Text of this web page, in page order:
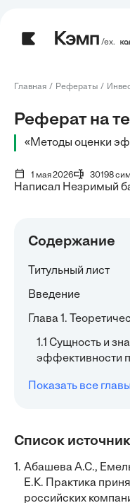
/ех.
Главная Рефераты
Реферат на
«Методы оценки
1 мая 2026 30198
Написал Незримый
Содержание
Титульный лист
Введение
Глава 1.
1.1 Сущность и
эффективности
Показать все главы
Список
1. Абашева А.С.,
Е.К. Практика
российских